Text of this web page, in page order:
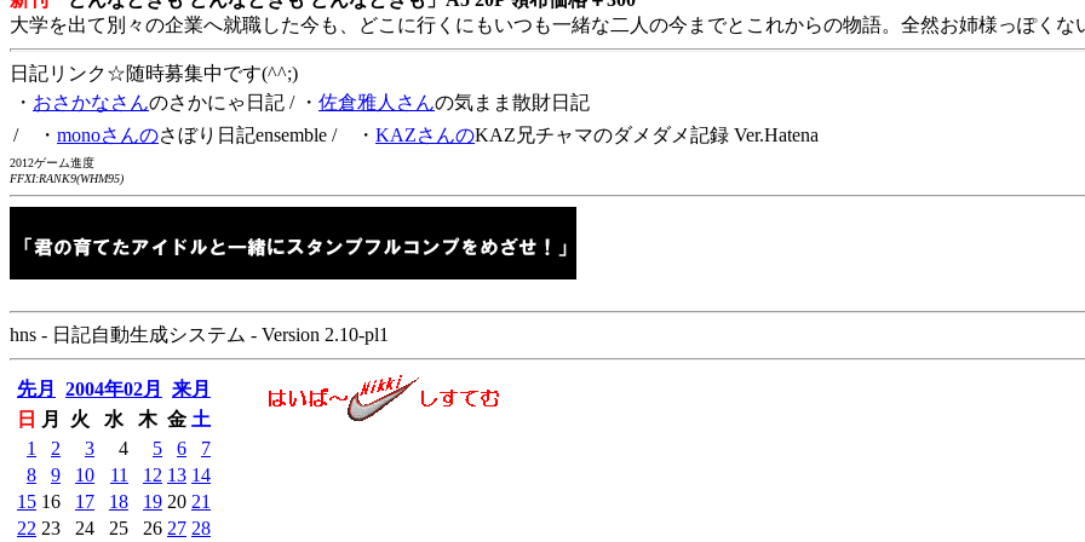
大学を出て別々の企業へ就職した今も、どこに行くにもいつも一緒な二人の今までとこれからの物語。全然お姉様っぽくな
日記リンク☆随時募集中です(^^;)
・ おさかなさんのさかにゃ日記 / ・ 佐倉雅人さんの気まま散財日記
/ ・ monoさんのさぼり日記ensemble / ・ KAZさんのKAZ兄チャマのダメダメ記録 Ver.Hatena
2012ゲーム進度
FFXI:RANK9(WHM95)
hns - 日記自動生成システム - Version 2.10-pl1
先月 2004年02月
来月
日
月 火 水 木 金 土
1
2 3 4 5 6
7
8
9 10 11 12 13 14
15 16 17 18 19 20 21
22 23 24 25 26 27 28